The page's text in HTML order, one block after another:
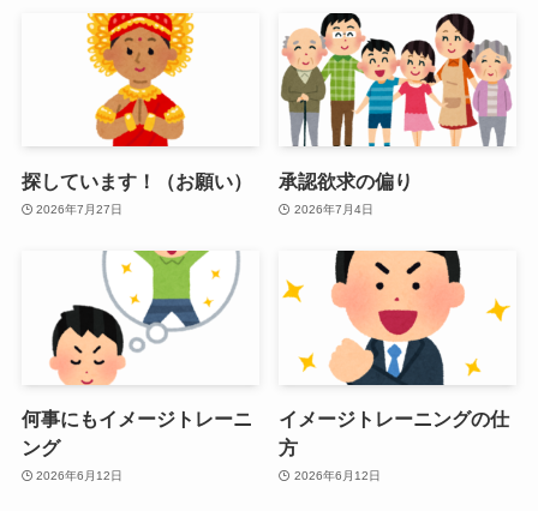
探しています！（お願い）
2026年7月27日
承認欲求の偏り
2026年7月4日
何事にもイメージトレーニ
ング
2026年6月12日
イメージトレーニングの仕
方
2026年6月12日